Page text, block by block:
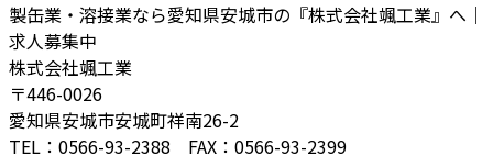
製缶業・溶接業なら愛知県安城市の『株式会社颯工業』へ｜
求人募集中
株式会社颯工業
〒446-0026
愛知県安城市安城町祥南26-2
TEL：0566-93-2388 FAX：0566-93-2399